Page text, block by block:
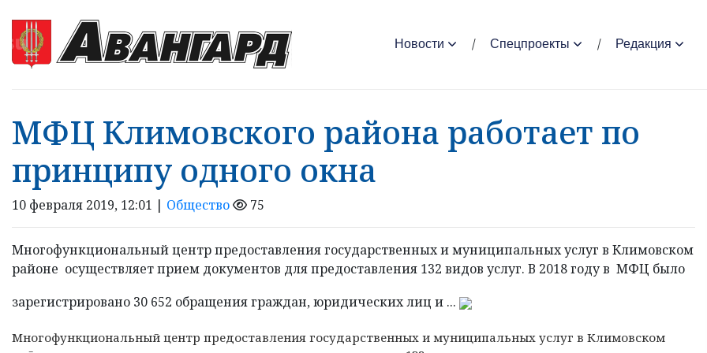
Новости Спецпроекты Редакция
МФЦ Климовского района работает по
принципу одного окна
10 февраля 2019, 12:01 | Общество 75
Многофункциональный центр предоставления государственных и муниципальных услуг в Климовском
районе осуществляет прием документов для предоставления 132 видов услуг. В 2018 году в МФЦ было
зарегистрировано 30 652 обращения граждан, юридических лиц и ...
Многофункциональный центр предоставления государственных и муниципальных услуг в Климовском